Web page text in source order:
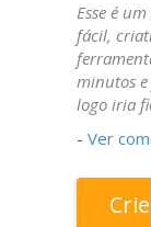
Esse é
fácil,
minutos
logo iria
- Ver